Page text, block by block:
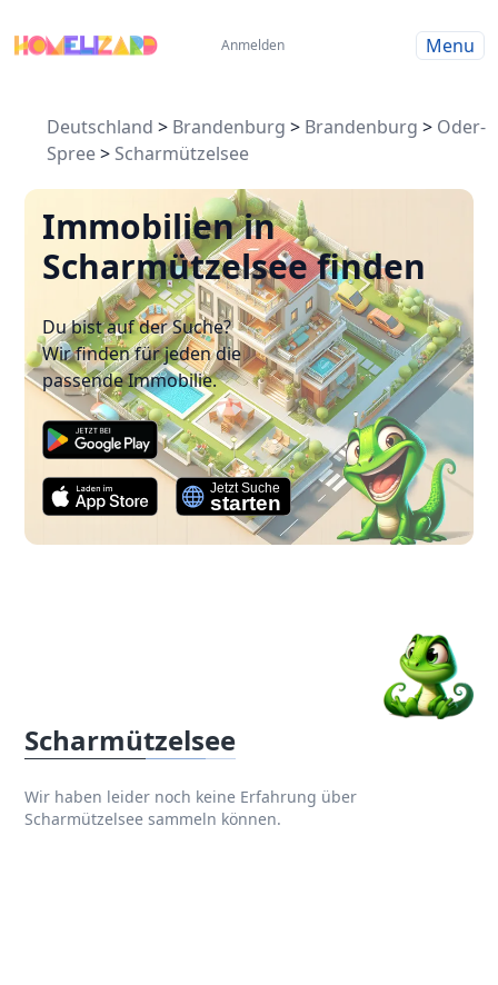
Anmelden Menu
Deutschland > Brandenburg > Brandenburg > Oder-
Spree> Scharmützelsee
Immobilien in
Scharmützelsee finden
Du bist auf der Suche?
Wir finden für jeden die
passende Immobilie.
Scharmützelsee
Wir haben leider noch keine Erfahrung über
Scharmützelsee sammeln können.